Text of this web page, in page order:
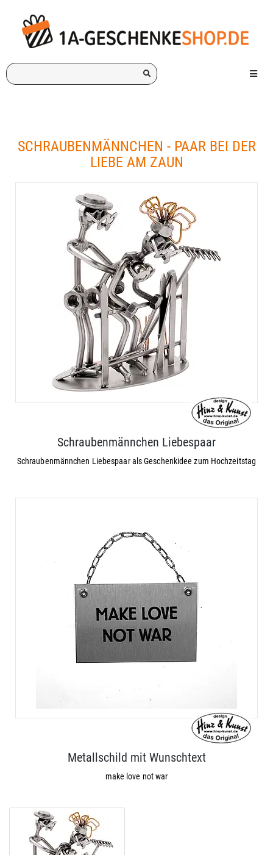
Ich
suche
Menü
SCHRAUBENMÄNNCHEN - PAAR BEI DER
LIEBE AM ZAUN
Schraubenmännchen Liebespaar
Schraubenmännchen Liebespaar als Geschenkidee zum Hochzeitstag
Metallschild mit Wunschtext
make love not war